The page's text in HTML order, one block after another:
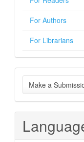
For Authors
For Librarians
Make
a
Make a